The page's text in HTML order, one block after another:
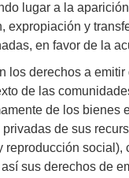
lugar a la
expropiación y
en favor de la
los derechos a
de las
de los bienes
de sus
reproducción
sus derechos de